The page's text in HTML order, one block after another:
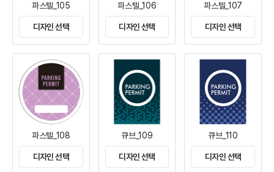
파스텔_105
디자인 선택
파스텔_106
디자인 선택
파스텔_107
디자인 선택
파스텔_108
디자인 선택
큐브_109
디자인 선택
큐브_110
디자인 선택